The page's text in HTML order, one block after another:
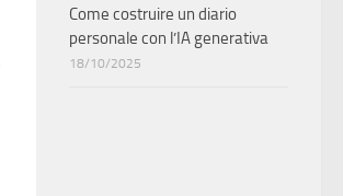
Come costruire un diario
personale con l’IA generativa
18/10/2025